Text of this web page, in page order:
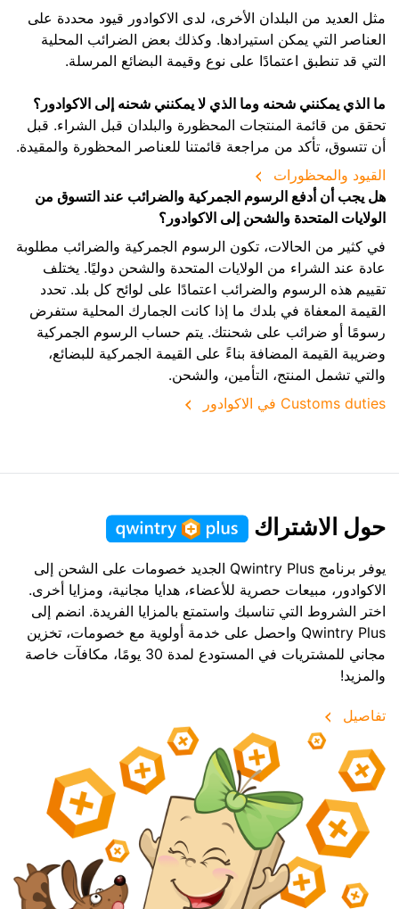
مثل العديد من البلدان الأخرى، لدى الاكوادور قيود محددة على
العناصر التي يمكن استيرادها. وكذلك بعض الضرائب المحلية
التي قد تنطبق اعتمادًا على نوع وقيمة البضائع المرسلة.
ما الذي يمكنني شحنه وما الذي لا يمكنني شحنه إلى الاكوادور؟
تحقق من قائمة المنتجات المحظورة والبلدان قبل الشراء. قبل
أن تتسوق، تأكد من مراجعة قائمتنا للعناصر المحظورة والمقيدة.
القيود والمحظورات
هل يجب أن أدفع الرسوم الجمركية والضرائب عند التسوق من
الولايات المتحدة والشحن إلى الاكوادور؟
في كثير من الحالات، تكون الرسوم الجمركية والضرائب مطلوبة
عادة عند الشراء من الولايات المتحدة والشحن دوليًا. يختلف
تقييم هذه الرسوم والضرائب اعتمادًا على لوائح كل بلد. تحدد
القيمة المعفاة في بلدك ما إذا كانت الجمارك المحلية ستفرض
رسومًا أو ضرائب على شحنتك. يتم حساب الرسوم الجمركية
وضريبة القيمة المضافة بناءً على القيمة الجمركية للبضائع،
والتي تشمل المنتج، التأمين، والشحن.
Customs duties في الاكوادور
حول الاشتراك
يوفر برنامج Qwintry Plus الجديد خصومات على الشحن إلى
الاكوادور، مبيعات حصرية للأعضاء، هدايا مجانية، ومزايا أخرى.
اختر الشروط التي تناسبك واستمتع بالمزايا الفريدة. انضم إلى
Qwintry Plus واحصل على خدمة أولوية مع خصومات، تخزين
مجاني للمشتريات في المستودع لمدة 30 يومًا، مكافآت خاصة
والمزيد!
تفاصيل